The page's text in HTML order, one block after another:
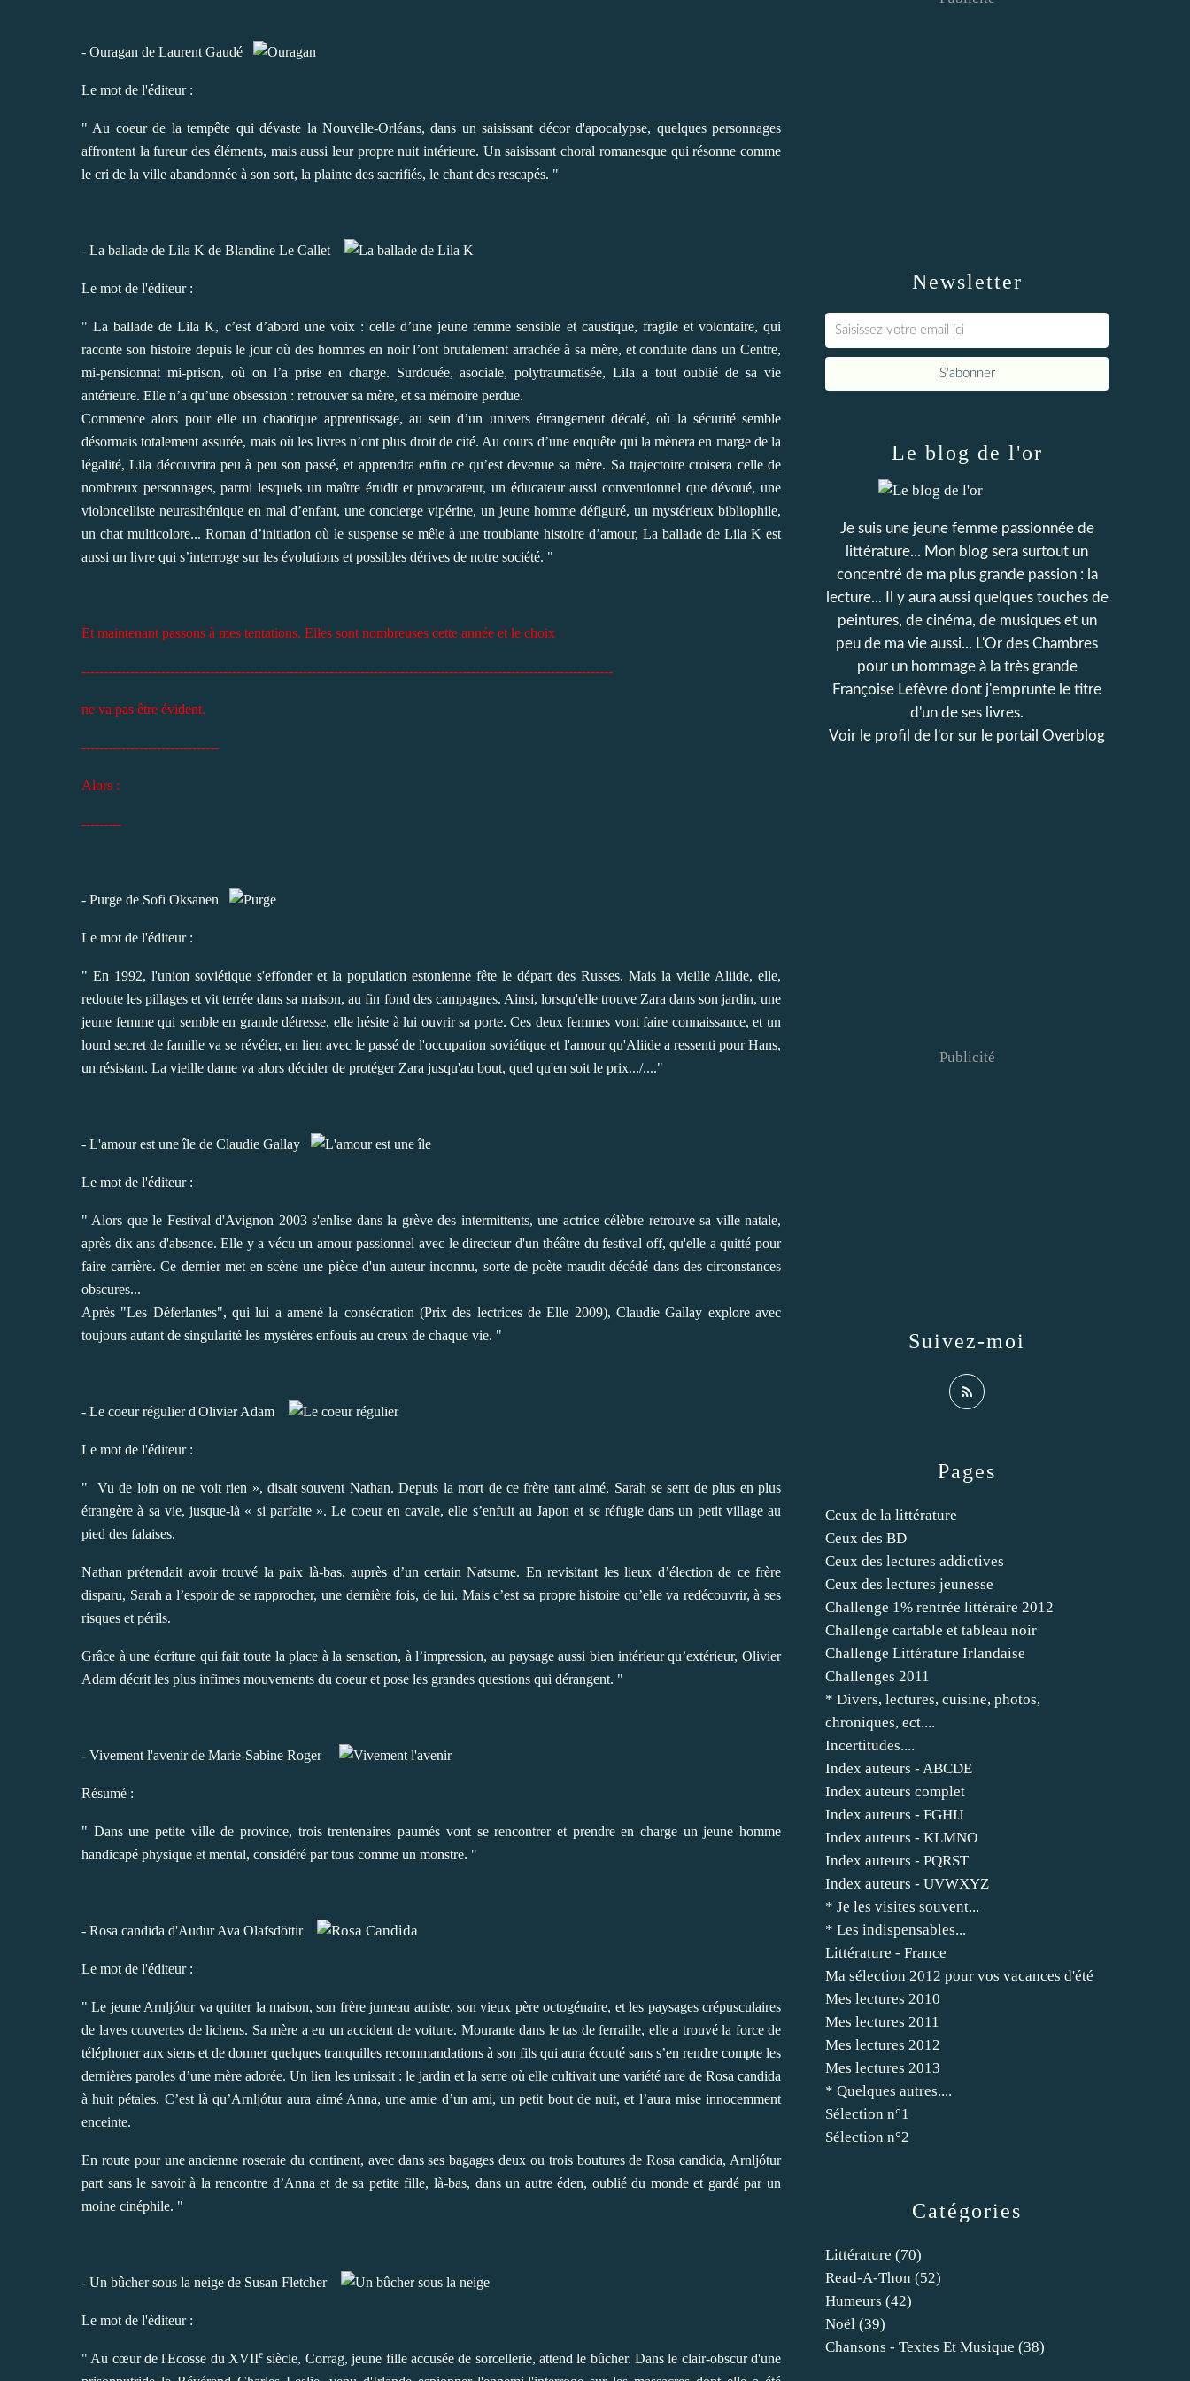
- Ouragan de Laurent Gaudé
Le mot de l'éditeur :
" Au coeur de la tempête qui dévaste la Nouvelle-Orléans, dans un saisissant décor d'apocalypse, quelques personnages
affrontent la fureur des éléments, mais aussi leur propre nuit intérieure. Un saisissant choral romanesque qui résonne comme
le cri de la ville abandonnée à son sort, la plainte des sacrifiés, le chant des rescapés. "
- La ballade de Lila K de Blandine Le Callet
Le mot de l'éditeur :
" La ballade de Lila K, c’est d’abord une voix : celle d’une jeune femme sensible et caustique, fragile et volontaire, qui
raconte son histoire depuis le jour où des hommes en noir l’ont brutalement arrachée à sa mère, et conduite dans un Centre,
mi-pensionnat mi-prison, où on l’a prise en charge. Surdouée, asociale, polytraumatisée, Lila a tout oublié de sa vie
antérieure. Elle n’a qu’une obsession : retrouver sa mère, et sa mémoire perdue.
Commence alors pour elle un chaotique apprentissage, au sein d’un univers étrangement décalé, où la sécurité semble
désormais totalement assurée, mais où les livres n’ont plus droit de cité. Au cours d’une enquête qui la mènera en marge de la
légalité, Lila découvrira peu à peu son passé, et apprendra enfin ce qu’est devenue sa mère. Sa trajectoire croisera celle de
nombreux personnages, parmi lesquels un maître érudit et provocateur, un éducateur aussi conventionnel que dévoué, une
violoncelliste neurasthénique en mal d’enfant, une concierge vipérine, un jeune homme défiguré, un mystérieux bibliophile,
un chat multicolore... Roman d’initiation où le suspense se mêle à une troublante histoire d’amour, La ballade de Lila K est
aussi un livre qui s’interroge sur les évolutions et possibles dérives de notre société. "
Et maintenant passons à mes tentations. Elles sont nombreuses cette année et le choix
------------------------------------------------------------------------------------------------------------------------
ne va pas être évident.
-------------------------------
Alors :
---------
- Purge de Sofi Oksanen
Le mot de l'éditeur :
" En 1992, l'union soviétique s'effonder et la population estonienne fête le départ des Russes. Mais la vieille Aliide, elle,
redoute les pillages et vit terrée dans sa maison, au fin fond des campagnes. Ainsi, lorsqu'elle trouve Zara dans son jardin, une
jeune femme qui semble en grande détresse, elle hésite à lui ouvrir sa porte. Ces deux femmes vont faire connaissance, et un
lourd secret de famille va se révéler, en lien avec le passé de l'occupation soviétique et l'amour qu'Aliide a ressenti pour Hans,
un résistant. La vieille dame va alors décider de protéger Zara jusqu'au bout, quel qu'en soit le prix.../...."
- L'amour est une île de Claudie Gallay
Le mot de l'éditeur :
" Alors que le Festival d'Avignon 2003 s'enlise dans la grève des intermittents, une actrice célèbre retrouve sa ville natale,
après dix ans d'absence. Elle y a vécu un amour passionnel avec le directeur d'un théâtre du festival off, qu'elle a quitté pour
faire carrière. Ce dernier met en scène une pièce d'un auteur inconnu, sorte de poète maudit décédé dans des circonstances
obscures...
Après "Les Déferlantes", qui lui a amené la consécration (Prix des lectrices de Elle 2009), Claudie Gallay explore avec
toujours autant de singularité les mystères enfouis au creux de chaque vie. "
- Le coeur régulier d'Olivier Adam
Le mot de l'éditeur :
" Vu de loin on ne voit rien », disait souvent Nathan. Depuis la mort de ce frère tant aimé, Sarah se sent de plus en plus
étrangère à sa vie, jusque-là « si parfaite ». Le coeur en cavale, elle s’enfuit au Japon et se réfugie dans un petit village au
pied des falaises.
Nathan prétendait avoir trouvé la paix là-bas, auprès d’un certain Natsume. En revisitant les lieux d’élection de ce frère
disparu, Sarah a l’espoir de se rapprocher, une dernière fois, de lui. Mais c’est sa propre histoire qu’elle va redécouvrir, à ses
risques et périls.
Grâce à une écriture qui fait toute la place à la sensation, à l’impression, au paysage aussi bien intérieur qu’extérieur, Olivier
Adam décrit les plus infimes mouvements du coeur et pose les grandes questions qui dérangent. "
- Vivement l'avenir de Marie-Sabine Roger
Résumé :
" Dans une petite ville de province, trois trentenaires paumés vont se rencontrer et prendre en charge un jeune homme
handicapé physique et mental, considéré par tous comme un monstre. "
- Rosa candida d'Audur Ava Olafsdöttir
Le mot de l'éditeur :
" Le jeune Arnljótur va quitter la maison, son frère jumeau autiste, son vieux père octogénaire, et les paysages crépusculaires
de laves couvertes de lichens. Sa mère a eu un accident de voiture. Mourante dans le tas de ferraille, elle a trouvé la force de
téléphoner aux siens et de donner quelques tranquilles recommandations à son fils qui aura écouté sans s’en rendre compte les
dernières paroles d’une mère adorée. Un lien les unissait : le jardin et la serre où elle cultivait une variété rare de Rosa candida
à huit pétales. C’est là qu’Arnljótur aura aimé Anna, une amie d’un ami, un petit bout de nuit, et l’aura mise innocemment
enceinte.
En route pour une ancienne roseraie du continent, avec dans ses bagages deux ou trois boutures de Rosa candida, Arnljótur
part sans le savoir à la rencontre d’Anna et de sa petite fille, là-bas, dans un autre éden, oublié du monde et gardé par un
moine cinéphile. "
- Un bûcher sous la neige de Susan Fletcher
Le mot de l'éditeur :
" Au cœur de l'Ecosse du XVIIe siècle, Corrag, jeune fille accusée de sorcellerie, attend le bûcher. Dans le clair-obscur d'une
Newsletter
Catégories
Littérature (70)
Read-A-Thon (52)
Humeurs (42)
Noël (39)
Chansons - Textes Et Musique (38)
Pages
Ceux de la littérature
Ceux des BD
Ceux des lectures addictives
Ceux des lectures jeunesse
Challenge 1% rentrée littéraire 2012
Challenge cartable et tableau noir
Challenge Littérature Irlandaise
Challenges 2011
* Divers, lectures, cuisine, photos,
chroniques, ect....
Incertitudes....
Index auteurs - ABCDE
Index auteurs complet
Index auteurs - FGHIJ
Index auteurs - KLMNO
Index auteurs - PQRST
Index auteurs - UVWXYZ
* Je les visites souvent...
* Les indispensables...
Littérature - France
Ma sélection 2012 pour vos vacances d'été
Mes lectures 2010
Mes lectures 2011
Mes lectures 2012
Mes lectures 2013
* Quelques autres....
Sélection n°1
Sélection n°2
Le blog de l'or
Je suis une jeune femme passionnée de
littérature... Mon blog sera surtout un
concentré de ma plus grande passion : la
lecture... Il y aura aussi quelques touches de
peintures, de cinéma, de musiques et un
peu de ma vie aussi... L'Or des Chambres
pour un hommage à la très grande
Françoise Lefèvre dont j'emprunte le titre
d'un de ses livres.
Voir le profil de l'or sur le portail Overblog
Suivez-moi
Publicité